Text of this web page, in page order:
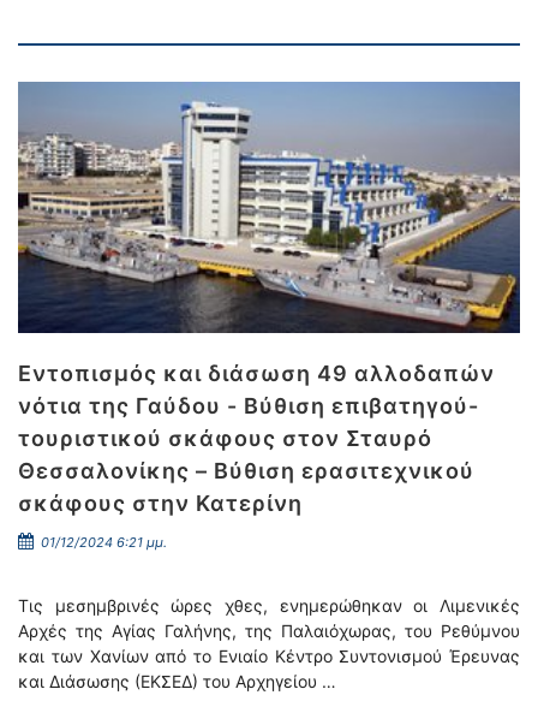
Εντοπισμός και διάσωση 49 αλλοδαπών
νότια της Γαύδου - Βύθιση επιβατηγού-
τουριστικού σκάφους στον Σταυρό
Θεσσαλονίκης – Βύθιση ερασιτεχνικού
σκάφους στην Κατερίνη
01/12/2024 6:21 μμ.
Τις μεσημβρινές ώρες χθες, ενημερώθηκαν οι Λιμενικές
Αρχές της Αγίας Γαλήνης, της Παλαιόχωρας, του Ρεθύμνου
και των Χανίων από το Ενιαίο Κέντρο Συντονισμού Έρευνας
και Διάσωσης (ΕΚΣΕΔ) του Αρχηγείου …